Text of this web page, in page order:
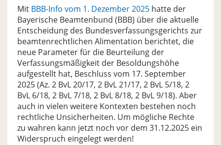
Mit BBB-Info vom 1. Dezember 2025 hatte der
Bayerische Beamtenbund (BBB) über die aktuelle
Entscheidung des Bundesverfassungsgerichts zur
beamtenrechtlichen Alimentation berichtet, die
neue Parameter für die Beurteilung der
Verfassungsmäßigkeit der Besoldungshöhe
aufgestellt hat, Beschluss vom 17. September
2025 (Az. 2 BvL 20/17, 2 BvL 21/17, 2 BvL 5/18, 2
BvL 6/18, 2 BvL 7/18, 2 BvL 8/18, 2 BvL 9/18). Aber
auch in vielen weitere Kontexten bestehen noch
rechtliche Unsicherheiten. Um mögliche Rechte
zu wahren kann jetzt noch vor dem 31.12.2025 ein
Widerspruch eingelegt werden!